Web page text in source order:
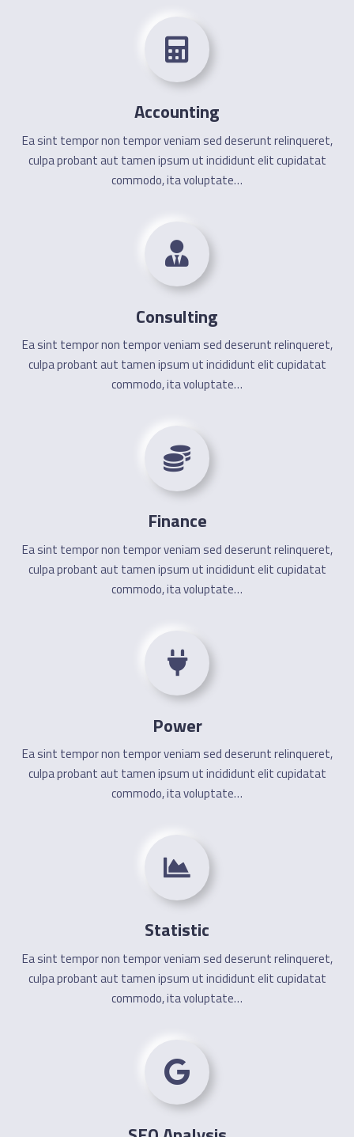
Accounting
Ea sint tempor non tempor veniam sed deserunt relinqueret,
culpa probant aut tamen ipsum ut incididunt elit cupidatat
commodo, ita voluptate…
Consulting
Ea sint tempor non tempor veniam sed deserunt relinqueret,
culpa probant aut tamen ipsum ut incididunt elit cupidatat
commodo, ita voluptate…
Finance
Ea sint tempor non tempor veniam sed deserunt relinqueret,
culpa probant aut tamen ipsum ut incididunt elit cupidatat
commodo, ita voluptate…
Power
Ea sint tempor non tempor veniam sed deserunt relinqueret,
culpa probant aut tamen ipsum ut incididunt elit cupidatat
commodo, ita voluptate…
Statistic
Ea sint tempor non tempor veniam sed deserunt relinqueret,
culpa probant aut tamen ipsum ut incididunt elit cupidatat
commodo, ita voluptate…